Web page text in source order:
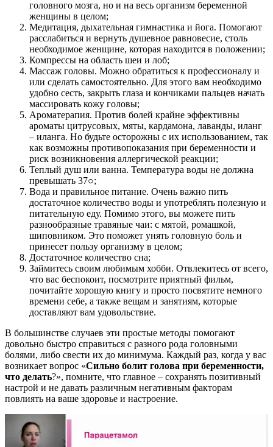
головного мозга, но и на весь организм беременной
женщины в целом;
Медитация, дыхательная гимнастика и йога. Помогают
расслабиться и вернуть душевное равновесие, столь
необходимое женщине, которая находится в положении;
Компрессы на область шеи и лоб;
Массаж головы. Можно обратиться к профессионалу и
или сделать самостоятельно. Для этого вам необходимо
удобно сесть, закрыть глаза и кончиками пальцев начать
массировать кожу головы;
Ароматерапия. Против болей крайне эффективны
ароматы цитрусовых, мяты, кардамона, лаванды, иланг
– иланга. Но будьте осторожны с их использованием, так
как возможны противопоказания при беременности и
риск возникновения аллергической реакции;
Теплый душ или ванна. Температура воды не должна
превышать 37○;
Вода и правильное питание. Очень важно пить
достаточное количество воды и употреблять полезную и
питательную еду. Помимо этого, вы можете пить
разнообразные травяные чаи: с мятой, ромашкой,
шиповником. Это поможет унять головную боль и
принесет пользу организму в целом;
Достаточное количество сна;
Займитесь своим любимым хобби. Отвлекитесь от всего,
что вас беспокоит, посмотрите приятный фильм,
почитайте хорошую книгу и просто посвятите немного
времени себе, а также вещам и занятиям, которые
доставляют вам удовольствие.
В большинстве случаев эти простые методы помогают
довольно быстро справиться с разного рода головными
болями, либо свести их до минимума. Каждый раз, когда у вас
возникает вопрос «Сильно болит голова при беременности,
что делать?», помните, что главное – сохранять позитивный
настрой и не давать различным негативным факторам
повлиять на ваше здоровье и настроение.